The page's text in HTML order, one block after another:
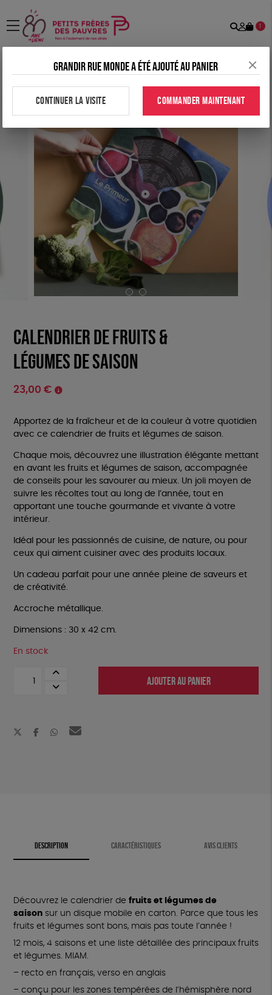
menu
Mon
1
Tous nos produits>Papeterie >Calendrier de fruits &
Calendrier de fruits &
légumes de saison
23,00 €
Apportez de la fraîcheur et de la couleur à votre quotidien
avec ce calendrier de fruits et légumes de saison.
Chaque mois, découvrez une illustration élégante mettant
en avant les fruits et légumes de saison, accompagnée
de conseils pour les savourer au mieux. Un joli moyen de
suivre les récoltes tout au long de l’année, tout en
apportant une touche gourmande et vivante à votre
intérieur.
Idéal pour les passionnés de cuisine, de nature, ou pour
ceux qui aiment cuisiner avec des produits locaux.
Un cadeau parfait pour une année pleine de saveurs et
de créativité.
Accroche métallique.
Dimensions : 30 x 42 cm.
En stock
légumes
AJOUTER AU PANIER
DESCRIPTION CARACTÉRISTIQUES AVIS CLIENTS
Découvrez le calendrier de fruits et légumes de
saisonsur un disque mobile en carton. Parce que tous les
fruits et légumes sont bons, mais pas toute l’année !
12 mois, 4 saisons et une liste détaillée des principaux fruits
et légumes. MIAM.
– recto en français, verso en anglais
– conçu pour les zones tempérées de l’hémisphère nord
Grandir rue monde a été ajouté au panier
CONTINUER LA VISITE COMMANDER MAINTENANT